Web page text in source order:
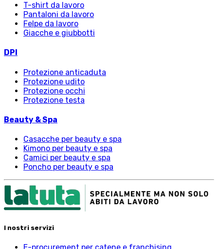
T-shirt da lavoro
Pantaloni da lavoro
Felpe da lavoro
Giacche e giubbotti
DPI
Protezione anticaduta
Protezione udito
Protezione occhi
Protezione testa
Beauty & Spa
Casacche per beauty e spa
Kimono per beauty e spa
Camici per beauty e spa
Poncho per beauty e spa
I nostri servizi
E-procurement per catene e franchising